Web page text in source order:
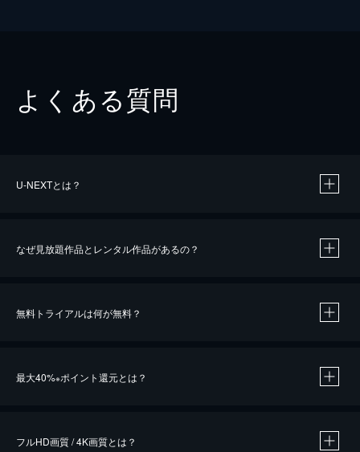
よくある質問
U-NEXTとは？
なぜ見放題作品とレンタル作品があるの？
無料トライアルは何が無料？
最大40%※ポイント還元とは？
フルHD画質 / 4K画質とは？